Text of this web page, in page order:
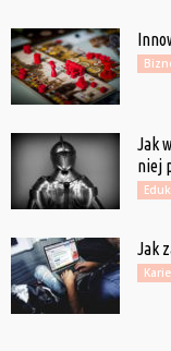
Jak
niej
Jak